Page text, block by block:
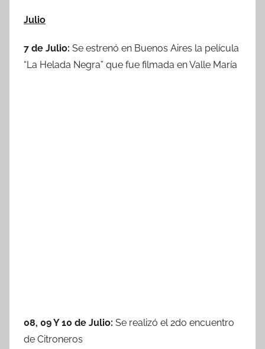
Julio
7 de Julio: Se estrenó en Buenos Aires la película
“La Helada Negra” que fue filmada en Valle María
08, 09 Y 10 de Julio: Se realizó el 2do encuentro
de Citroneros